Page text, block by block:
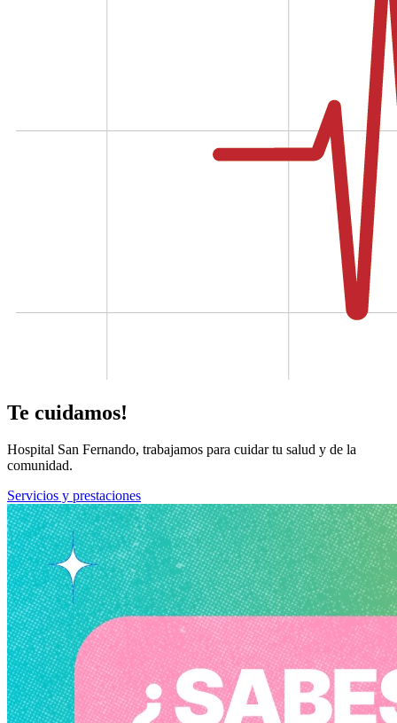
Te cuidamos!
Hospital San Fernando, trabajamos para cuidar tu salud y de la
comunidad.
Servicios y prestaciones